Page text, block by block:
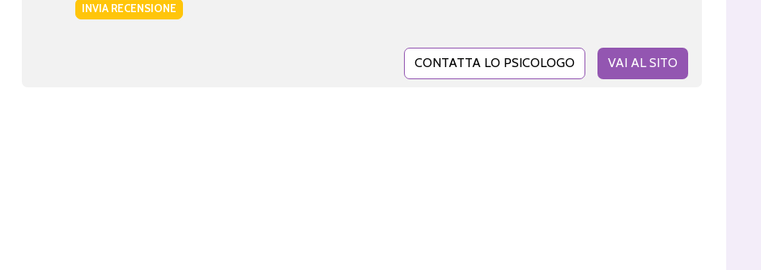
INVIA RECENSIONE
CONTATTA LO PSICOLOGO VAI AL SITO